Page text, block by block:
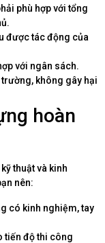
phù hợp với tổng
được tác động của
với ngân sách.
không gây hại
hoàn
thuật và kinh
nên:
có kinh nghiệm, tay
tiến độ thi công